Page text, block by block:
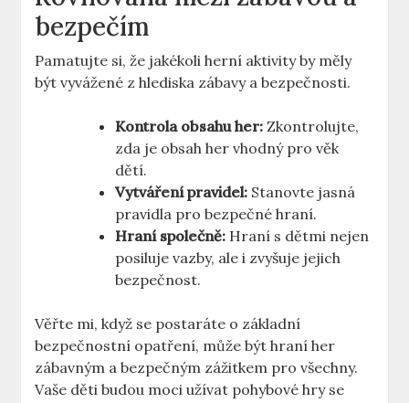
bezpečím
Pamatujte si, že jakékoli herní aktivity by měly
být vyvážené z hlediska zábavy a bezpečnosti.
Kontrola obsahu her: Zkontrolujte,
zda je obsah her vhodný pro věk
dětí.
Vytváření pravidel: Stanovte jasná
pravidla pro bezpečné hraní.
Hraní společně: Hraní s dětmi nejen
posiluje vazby, ale i zvyšuje jejich
bezpečnost.
Věřte mi, když se postaráte o základní
bezpečnostní opatření, může být hraní her
zábavným a bezpečným zážitkem pro všechny.
Vaše děti budou moci užívat pohybové hry se